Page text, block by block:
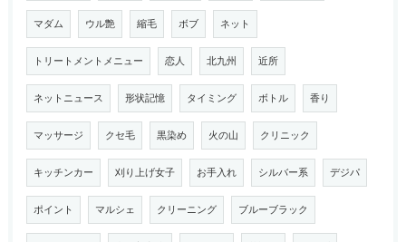
マダム ウル艶 縮毛 ボブ ネット
トリートメントメニュー 恋人 北九州 近所
ネットニュース 形状記憶 タイミング ボトル 香り
マッサージ クセ毛 黒染め 火の山 クリニック
キッチンカー 刈り上げ女子 お手入れ シルバー系 デジパ
ポイント マルシェ クリーニング ブルーブラック